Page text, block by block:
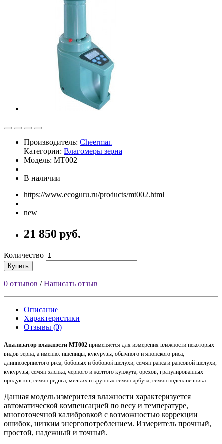
Производитель: Cheerman
Категории: Влагомеры зерна
Модель: MT002
В наличии
https://www.ecoguru.ru/products/mt002.html
new
21 850 руб.
Количество
Купить
0 отзывов /Написать отзыв
Описание
Характеристики
Отзывы (0)
Анализатор влажности MT002 применяется для измерения влажности некоторых
видов зерна, а именно: пшеницы, кукурузы, обычного и японского риса,
длиннозернистого риса, бобовых и бобовой шелухи, семян рапса и рапсовой шелухи,
кукурузы, семян хлопка, черного и желтого кунжута, орехов, гранулированных
продуктов, семян редиса, мелких и крупных семян арбуза, семян подсолнечника.
Данная модель измерителя влажности характеризуется
автоматической компенсацией по весу и температуре,
многоточечной калибровкой с возможностью коррекции
ошибок, низким энергопотреблением. Измеритель прочный,
простой, надежный и точный.